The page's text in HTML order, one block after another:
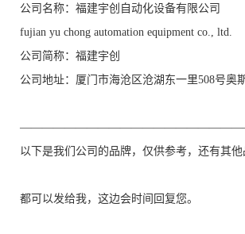
公司名称：福建宇创自动化设备有限公司
fujian yu chong automation equipment co., ltd.
公司简称：福建宇创
公司地址：厦门市海沧区沧湖东一里508号奥
以下是我们公司的品牌，仅供参考，还有其
都可以发给我，这边会时间回复您。